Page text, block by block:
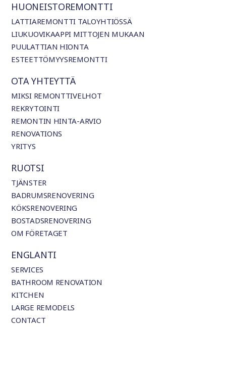
HUONEISTOREMONTTI
LATTIAREMONTTI TALOYHTIÖSSÄ
LIUKUOVIKAAPPI MITTOJEN MUKAAN
PUULATTIAN HIONTA
ESTEETTÖMYYSREMONTTI
OTA YHTEYTTÄ
MIKSI REMONTTIVELHOT
REKRYTOINTI
REMONTIN HINTA-ARVIO
RENOVATIONS
YRITYS
RUOTSI
TJÄNSTER
BADRUMSRENOVERING
KÖKSRENOVERING
BOSTADSRENOVERING
OM FÖRETAGET
ENGLANTI
SERVICES
BATHROOM RENOVATION
KITCHEN
LARGE REMODELS
CONTACT